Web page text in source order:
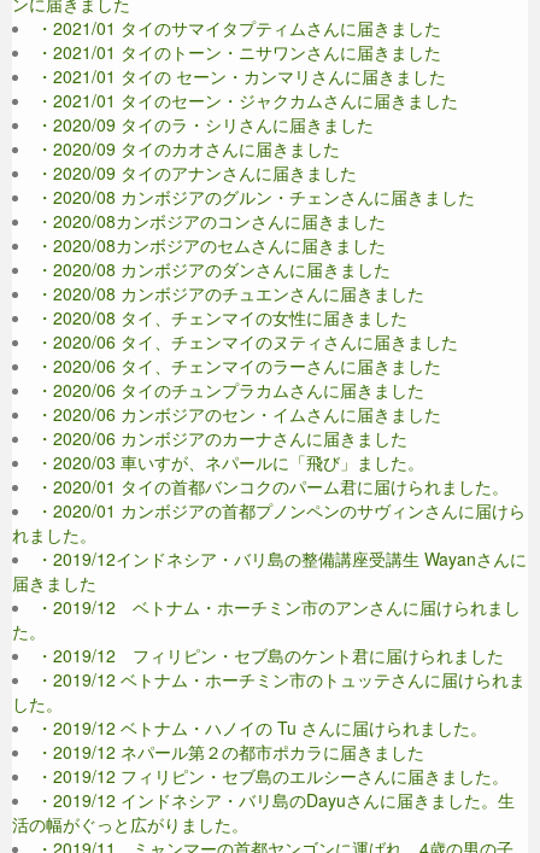
・2021/01 タイのサマイタプティムさんに届きました
・2021/01 タイのトーン・ニサワンさんに届きました
・2021/01 タイの セーン・カンマリさんに届きました
・2021/01 タイのセーン・ジャクカムさんに届きました
・2020/09 タイのラ・シリさんに届きました
・2020/09 タイのカオさんに届きました
・2020/09 タイのアナンさんに届きました
・2020/08 カンボジアのグルン・チェンさんに届きました
・2020/08カンボジアのコンさんに届きました
・2020/08カンボジアのセムさんに届きました
・2020/08 カンボジアのダンさんに届きました
・2020/08 カンボジアのチュエンさんに届きました
・2020/08 タイ、チェンマイの女性に届きました
・2020/06 タイ、チェンマイのヌティさんに届きました
・2020/06 タイ、チェンマイのラーさんに届きました
・2020/06 タイのチュンプラカムさんに届きました
・2020/06 カンボジアのセン・イムさんに届きました
・2020/06 カンボジアのカーナさんに届きました
・2020/03 車いすが、ネパールに「飛び」ました。
・2020/01 タイの首都バンコクのパーム君に届けられました。
・2020/01 カンボジアの首都プノンペンのサヴィンさんに届けら
れました。
・2019/12インドネシア・バリ島の整備講座受講生 Wayanさんに
届きました
・2019/12 ベトナム・ホーチミン市のアンさんに届けられまし
た。
・2019/12 フィリピン・セブ島のケント君に届けられました
・2019/12 ベトナム・ホーチミン市のトュッテさんに届けられま
した。
・2019/12 ベトナム・ハノイの Tu さんに届けられました。
・2019/12 ネパール第２の都市ポカラに届きました
・2019/12 フィリピン・セブ島のエルシーさんに届きました。
・2019/12 インドネシア・バリ島のDayuさんに届きました。生
活の幅がぐっと広がりました。